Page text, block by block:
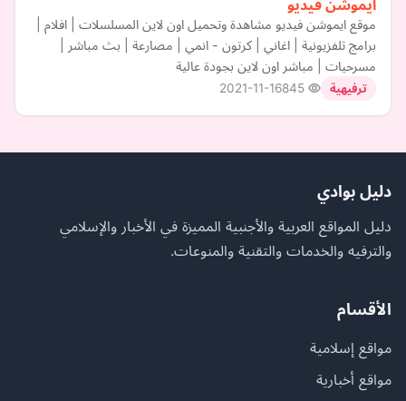
ايموشن فيديو
موقع ايموشن فيديو مشاهدة وتحميل اون لاين المسلسلات | افلام |
برامج تلفزيونية | اغاني | كرتون - انمي | مصارعة | بث مباشر |
مسرحيات | مباشر اون لاين بجودة عالية
ترفيهية 2021-11-16
دليل بوادي
دليل المواقع العربية والأجنبية المميزة في الأخبار والإسلامي
والترفيه والخدمات والتقنية والمنوعات.
الأقسام
مواقع إسلامية
مواقع أخبارية